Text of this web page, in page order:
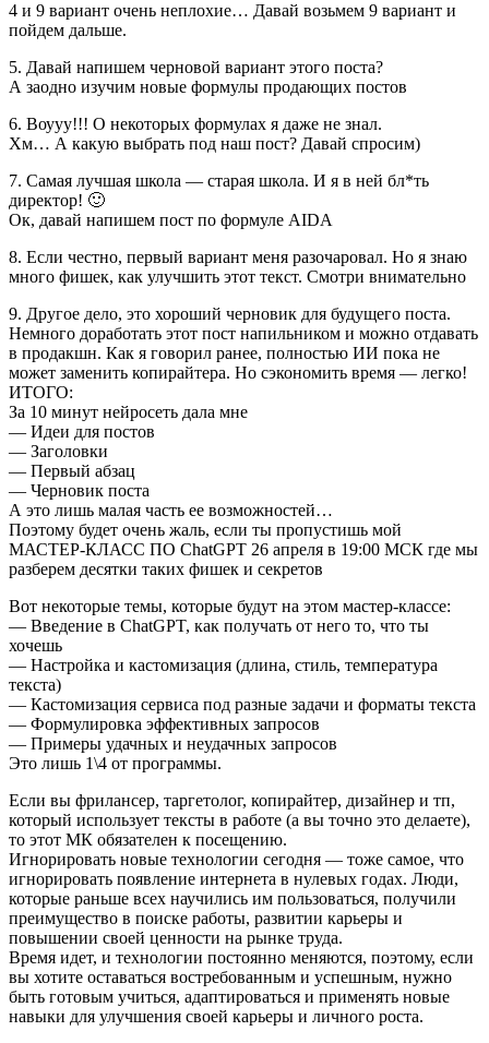
4 и 9 вариант очень неплохие… Давай возьмем 9 вариант и
пойдем дальше.
5. Давай напишем черновой вариант этого поста?
А заодно изучим новые формулы продающих постов
6. Воууу!!! О некоторых формулах я даже не знал.
Хм… А какую выбрать под наш пост? Давай спросим)
7. Самая лучшая школа — старая школа. И я в ней бл*ть
директор! 🙂
Ок, давай напишем пост по формуле AIDA
8. Если честно, первый вариант меня разочаровал. Но я знаю
много фишек, как улучшить этот текст. Смотри внимательно
9. Другое дело, это хороший черновик для будущего поста.
Немного доработать этот пост напильником и можно отдавать
в продакшн. Как я говорил ранее, полностью ИИ пока не
может заменить копирайтера. Но сэкономить время — легко!
ИТОГО:
За 10 минут нейросеть дала мне
— Идеи для постов
— Заголовки
— Первый абзац
— Черновик поста
А это лишь малая часть ее возможностей…
Поэтому будет очень жаль, если ты пропустишь мой
МАСТЕР-КЛАСС ПО ChatGPT 26 апреля в 19:00 МСК где мы
разберем десятки таких фишек и секретов
Вот некоторые темы, которые будут на этом мастер-классе:
— Введение в ChatGPT, как получать от него то, что ты
хочешь
— Настройка и кастомизация (длина, стиль, температура
текста)
— Кастомизация сервиса под разные задачи и форматы текста
— Формулировка эффективных запросов
— Примеры удачных и неудачных запросов
Это лишь 1\4 от программы.
Если вы фрилансер, таргетолог, копирайтер, дизайнер и тп,
который использует тексты в работе (а вы точно это делаете),
то этот МК обязателен к посещению.
Игнорировать новые технологии сегодня — тоже самое, что
игнорировать появление интернета в нулевых годах. Люди,
которые раньше всех научились им пользоваться, получили
преимущество в поиске работы, развитии карьеры и
повышении своей ценности на рынке труда.
Время идет, и технологии постоянно меняются, поэтому, если
вы хотите оставаться востребованным и успешным, нужно
быть готовым учиться, адаптироваться и применять новые
навыки для улучшения своей карьеры и личного роста.